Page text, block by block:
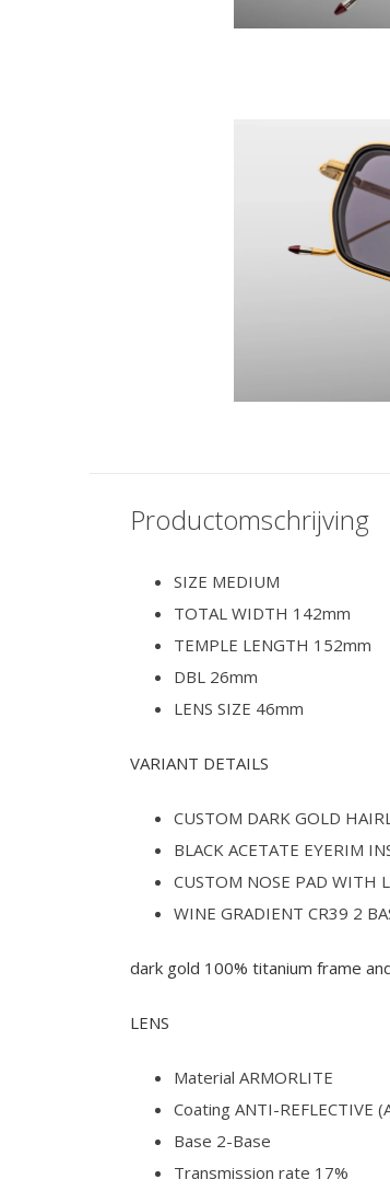
Productomschrijving
SIZE MEDIUM
TOTAL WIDTH 142mm
TEMPLE LENGTH 152mm
DBL 26mm
LENS SIZE 46mm
VARIANT DETAILS
CUSTOM DARK GOLD
BLACK ACETATE EYERIM
CUSTOM NOSE PAD WITH
WINE GRADIENT CR39 2
dark gold 100% titanium frame
LENS
Material ARMORLITE
Coating ANTI-REFLECTIVE
Base 2-Base
Transmission rate 17%